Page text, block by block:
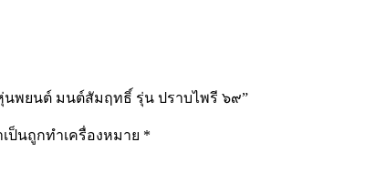
นพยนต์ มนต์สัมฤทธิ์ รุ่น ปราบไพรี ๖๙”
ป็นถูกทำเครื่องหมาย *